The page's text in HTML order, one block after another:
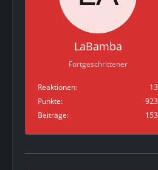
LaBamba
Fortgeschrittener
Reaktionen
13
Punkte
923
Beiträge
153